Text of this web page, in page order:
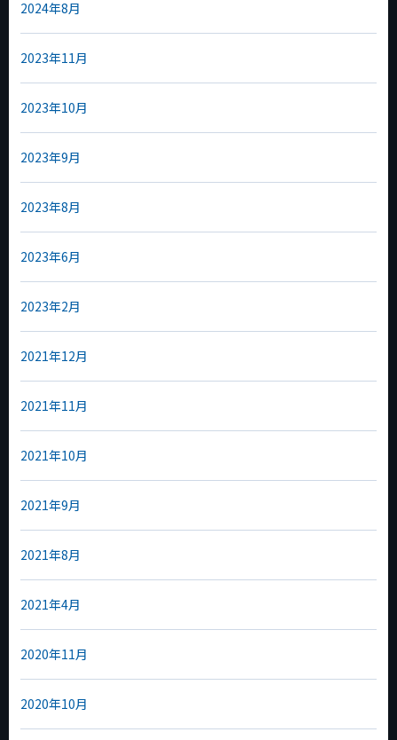
2024年8月
2023年11月
2023年10月
2023年9月
2023年8月
2023年6月
2023年2月
2021年12月
2021年11月
2021年10月
2021年9月
2021年8月
2021年4月
2020年11月
2020年10月